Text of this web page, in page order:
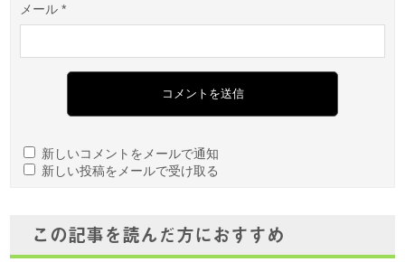
メール*
新しいコメントをメールで通知
新しい投稿をメールで受け取る
この記事を読んだ方におすすめ